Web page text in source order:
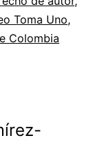
Toma Uno,
Colombia